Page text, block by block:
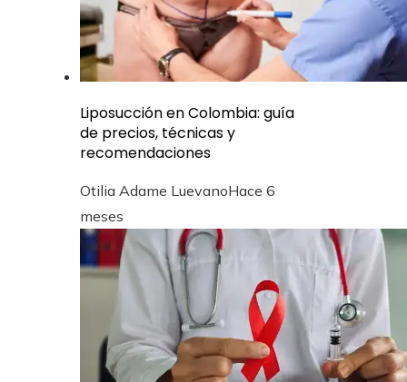
Liposucción en Colombia: guía
de precios, técnicas y
recomendaciones
Otilia Adame LuevanoHace 6
meses